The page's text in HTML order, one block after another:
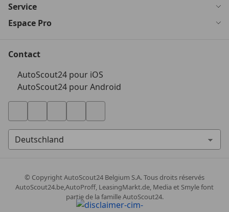
Service
Espace Pro
Contact
AutoScout24 pour iOS
AutoScout24 pour Android
© CopyrightAutoScout24 Belgium S.A. Tous droits réservés
AutoScout24.be,AutoProff, LeasingMarkt.de, Media et Smyle font
partie de la famille AutoScout24.